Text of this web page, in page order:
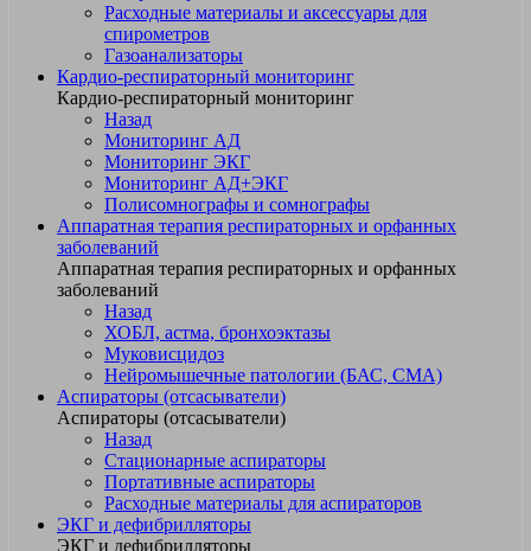
Расходные материалы и аксессуары для
спирометров
Газоанализаторы
Кардио-респираторный мониторинг
Кардио-респираторный мониторинг
Назад
Мониторинг АД
Мониторинг ЭКГ
Мониторинг АД+ЭКГ
Полисомнографы и сомнографы
Аппаратная терапия респираторных и орфанных
заболеваний
Аппаратная терапия респираторных и орфанных
заболеваний
Назад
ХОБЛ, астма, бронхоэктазы
Муковисцидоз
Нейромышечные патологии (БАС, СМА)
Аспираторы (отсасыватели)
Аспираторы (отсасыватели)
Назад
Стационарные аспираторы
Портативные аспираторы
Расходные материалы для аспираторов
ЭКГ и дефибрилляторы
ЭКГ и дефибрилляторы